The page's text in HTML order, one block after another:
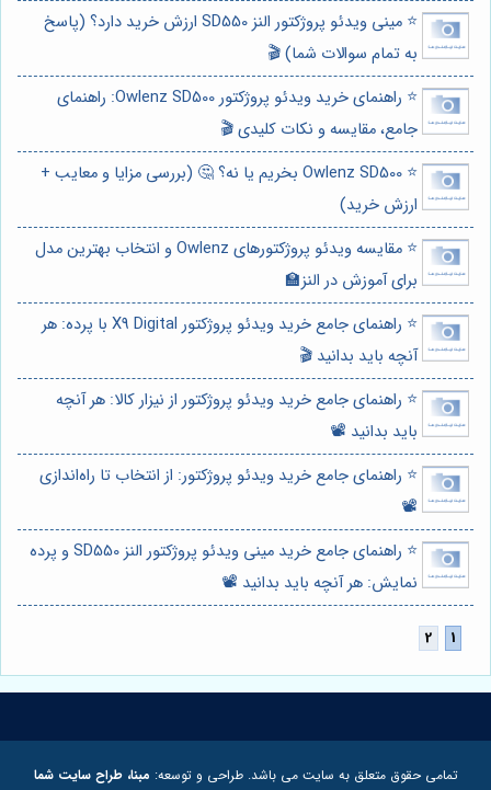
⭐️ مینی ویدئو پروژکتور النز SD550 ارزش خرید دارد؟ (پاسخ
به تمام سوالات شما) 🎬
⭐️ راهنمای خرید ویدئو پروژکتور Owlenz SD500: راهنمای
جامع، مقایسه و نکات کلیدی 🎬
⭐️ Owlenz SD500 بخریم یا نه؟ 🤔 (بررسی مزایا و معایب +
ارزش خرید)
⭐️ مقایسه ویدئو پروژکتورهای Owlenz و انتخاب بهترین مدل
برای آموزش در النز🏫
⭐️ راهنمای جامع خرید ویدئو پروژکتور X9 Digital با پرده: هر
آنچه باید بدانید 🎬
⭐️ راهنمای جامع خرید ویدئو پروژکتور از نیزار کالا: هر آنچه
باید بدانید 📽️
⭐️ راهنمای جامع خرید ویدئو پروژکتور: از انتخاب تا راه‌اندازی
📽️
⭐️ راهنمای جامع خرید مینی ویدئو پروژکتور النز SD550 و پرده
نمایش: هر آنچه باید بدانید 📽️
تمامی حقوق متعلق به سایت می باشد. طراحی و توسعه: مبنا، طراح سایت شما